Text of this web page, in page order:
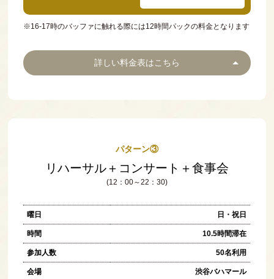
※16-17時のバッファに触れる際には12時間パックの料金となります
詳しい料金表はこちら
パターン③
リハーサル＋コンサート＋食事会
(12：00～22：30)
曜日 日・祝日
時間 10.5時間滞在
参加人数 50名利用
会場 渋谷バハマール